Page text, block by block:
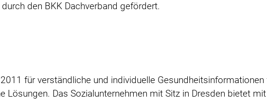
den BKK Dachverband gefördert.
2011 für verständliche und individuelle Gesundheitsinformationen
Lösungen. Das Sozialunternehmen mit Sitz in Dresden bietet